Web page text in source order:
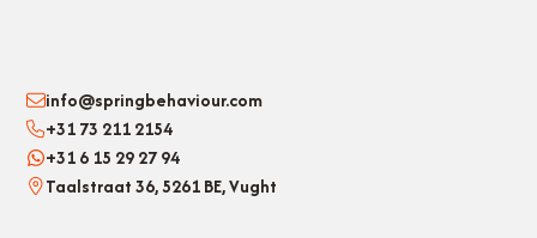
info@springbehaviour.com
+31 73 211 2154
+31 6 15 29 27 94
Taalstraat 36, 5261 BE, Vught